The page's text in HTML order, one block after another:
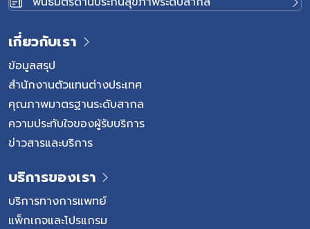
เกี่ยวกับเรา
ข้อมูลสรุป
สำนักงานตัวแทนต่างประเทศ
คุณภาพมาตรฐานระดับสากล
ความประทับใจของผู้รับบริการ
ข่าวสารและบริการ
บริการของเรา
บริการทางการแพทย์
แพ็กเกจและโปรแกรม